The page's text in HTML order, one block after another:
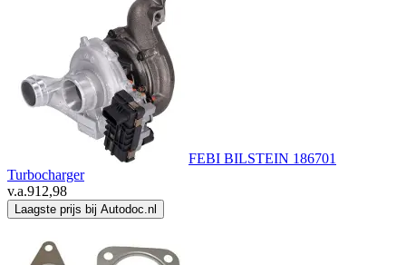
FEBI BILSTEIN 186701
Turbocharger
v.a.912,98
Laagste prijs bij Autodoc.nl